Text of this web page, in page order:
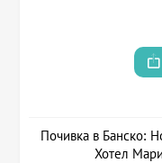
Почивка в Банско:
Хотел